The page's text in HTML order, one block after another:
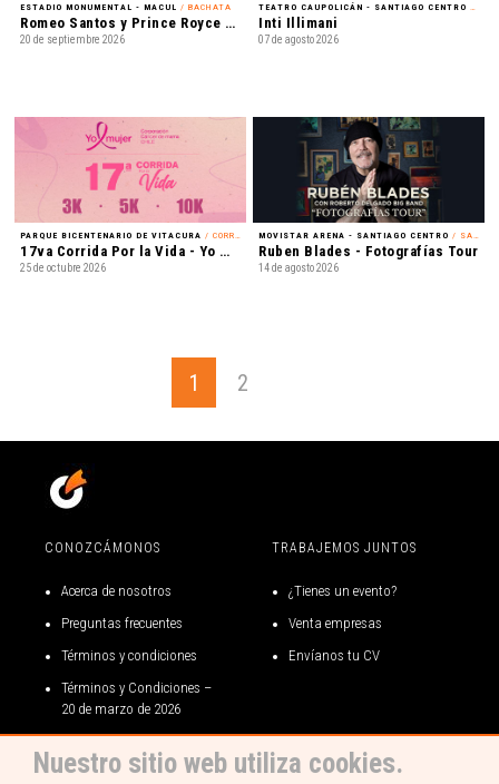
ESTADIO MONUMENTAL - MACUL / BACHATA
Romeo Santos y Prince Royce - Mejor Tarde que Nunca
20 de septiembre 2026
TEATRO CAUPOLICÁN - SANTIAGO CENTRO
Inti Illimani
07 de agosto 2026
PARQUE BICENTENARIO DE VITACURA / CORRIDA
17va Corrida Por la Vida - Yo Mujer
25 de octubre 2026
MOVISTAR ARENA - SANTIAGO CENTRO / SALSA
Ruben Blades - Fotografías Tour
14 de agosto 2026
1 2
Nuestro sitio web utiliza cookies.
CONOZCÁMONOS
Acerca de nosotros
Preguntas frecuentes
Términos y condiciones
Términos y Condiciones –
20 de marzo de 2026
Términos y condiciones gift
card
TRABAJEMOS JUNTOS
¿Tienes un evento?
Venta empresas
Envíanos tu CV